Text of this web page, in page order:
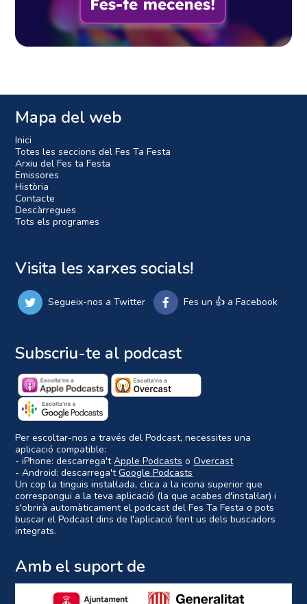
Mapa del web
Inici
Totes les seccions del Fes Ta Festa
Arxiu del Fes ta Festa
Emissores
Història
Contacte
Descàrregues
Tots els programes
Visita les xarxes socials!
Segueix-nos a Twitter Fes un 👍 a Facebook
Subscriu-te al podcast
Per escoltar-nos a través del Podcast, necessites una
aplicació compatible:
- iPhone: descarrega'tApple Podcasts oOvercast
- Android: descarrega'tGoogle Podcasts
Un cop la tinguis instal·lada, clica a la icona superior que
correspongui a la teva aplicació (la que acabes d'instal·lar) i
s'obrirà automàticament el podcast del Fes Ta Festa o pots
buscar el Podcast dins de l'aplicació fent us dels buscadors
integrats.
Amb el suport de